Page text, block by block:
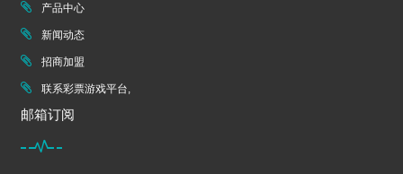
产品中心
新闻动态
招商加盟
联系彩票游戏平台,
邮箱订阅